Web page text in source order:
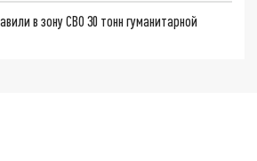
в зону СВО 30 тонн гуманитарной